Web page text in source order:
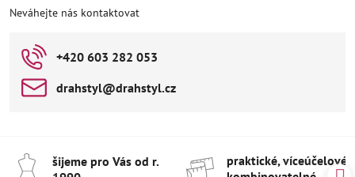
Neváhejte nás kontaktovat
+420 603 282 053
drahstyl​@drahstyl​.cz
šijeme pro Vás od r​.
praktické, víceúčelové